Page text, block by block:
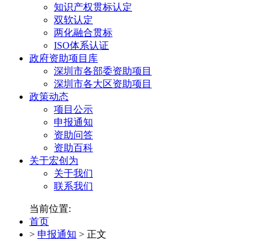
知识产权贯标认定
双软认定
两化融合贯标
ISO体系认证
政府资助项目库
深圳市各部委资助项目
深圳市各大区资助项目
政策动态
项目公示
申报通知
资助问答
资助百科
关于宏创为
关于我们
联系我们
当前位置:
首页
> 申报通知 > 正文